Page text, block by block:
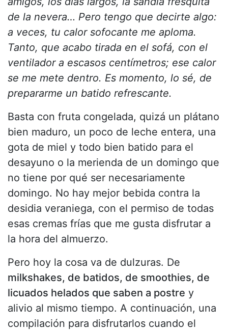
de la nevera… Pero tengo que decirte algo:
a veces, tu calor sofocante me aploma.
Tanto, que acabo tirada en el sofá, con el
ventilador a escasos centímetros; ese calor
se me mete dentro. Es momento, lo sé, de
prepararme un batido refrescante.
Basta con fruta congelada, quizá un plátano
bien maduro, un poco de leche entera, una
gota de miel y todo bien batido para el
desayuno o la merienda de un domingo que
no tiene por qué ser necesariamente
domingo. No hay mejor bebida contra la
desidia veraniega, con el permiso de todas
esas cremas frías que me gusta disfrutar a
la hora del almuerzo.
Pero hoy la cosa va de dulzuras. De
milkshakes, de batidos, de smoothies, de
licuados helados que saben a postre y
alivio al mismo tiempo. A continuación, una
compilación para disfrutarlos cuando el